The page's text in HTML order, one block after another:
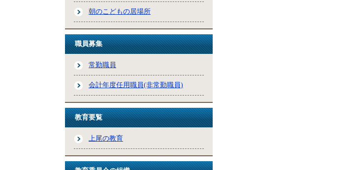
朝のこどもの居場所
職員募集
常勤職員
会計年度任用職員(非常勤職員)
教育要覧
上尾の教育